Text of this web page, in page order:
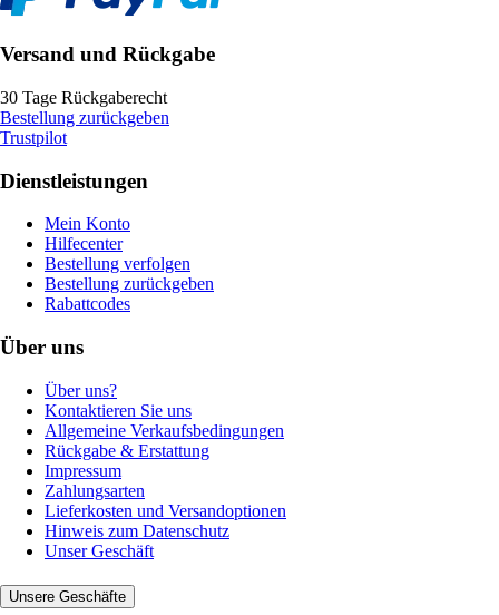
Versand und Rückgabe
30 Tage Rückgaberecht
Bestellung zurückgeben
Trustpilot
Dienstleistungen
Mein Konto
Hilfecenter
Bestellung verfolgen
Bestellung zurückgeben
Rabattcodes
Über uns
Über uns?
Kontaktieren Sie uns
Allgemeine Verkaufsbedingungen
Rückgabe & Erstattung
Impressum
Zahlungsarten
Lieferkosten und Versandoptionen
Hinweis zum Datenschutz
Unser Geschäft
Unsere Geschäfte